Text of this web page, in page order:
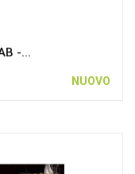
-...
NUOVO